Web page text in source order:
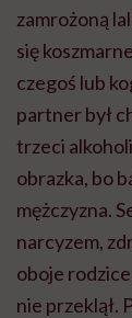
zamrożoną
się koszmarne
czegoś lub
partner był
trzeci
obrazka, bo
mężczyzna.
narcyzem,
oboje rodzice
nie przeklął.